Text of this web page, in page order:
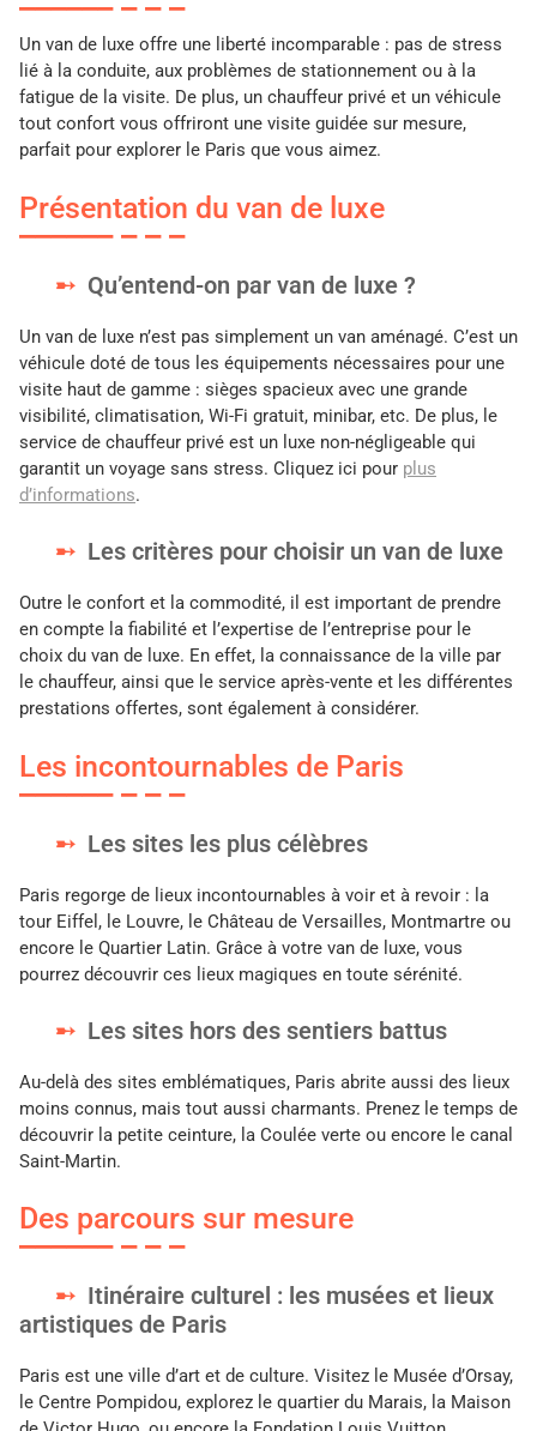
Un van de luxe offre une liberté incomparable : pas de stress
lié à la conduite, aux problèmes de stationnement ou à la
fatigue de la visite. De plus, un chauffeur privé et un véhicule
tout confort vous offriront une visite guidée sur mesure,
parfait pour explorer le Paris que vous aimez.
Présentation du van de luxe
Qu’entend-on par van de luxe ?
Un van de luxe n’est pas simplement un van aménagé. C’est un
véhicule doté de tous les équipements nécessaires pour une
visite haut de gamme : sièges spacieux avec une grande
visibilité, climatisation, Wi-Fi gratuit, minibar, etc. De plus, le
service de chauffeur privé est un luxe non-négligeable qui
garantit un voyage sans stress. Cliquez ici pour plus
d’informations.
Les critères pour choisir un van de luxe
Outre le confort et la commodité, il est important de prendre
en compte la fiabilité et l’expertise de l’entreprise pour le
choix du van de luxe. En effet, la connaissance de la ville par
le chauffeur, ainsi que le service après-vente et les différentes
prestations offertes, sont également à considérer.
Les incontournables de Paris
Les sites les plus célèbres
Paris regorge de lieux incontournables à voir et à revoir : la
tour Eiffel, le Louvre, le Château de Versailles, Montmartre ou
encore le Quartier Latin. Grâce à votre van de luxe, vous
pourrez découvrir ces lieux magiques en toute sérénité.
Les sites hors des sentiers battus
Au-delà des sites emblématiques, Paris abrite aussi des lieux
moins connus, mais tout aussi charmants. Prenez le temps de
découvrir la petite ceinture, la Coulée verte ou encore le canal
Saint-Martin.
Des parcours sur mesure
Itinéraire culturel : les musées et lieux
artistiques de Paris
Paris est une ville d’art et de culture. Visitez le Musée d’Orsay,
le Centre Pompidou, explorez le quartier du Marais, la Maison